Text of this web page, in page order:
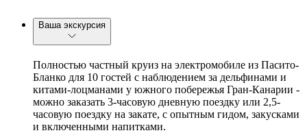
Ваша экскурсия
Полностью частный круиз на электромобиле из Пасито-
Бланко для 10 гостей с наблюдением за дельфинами и
китами-лоцманами у южного побережья Гран-Канарии -
можно заказать 3-часовую дневную поездку или 2,5-
часовую поездку на закате, с опытным гидом, закусками
и включенными напитками.